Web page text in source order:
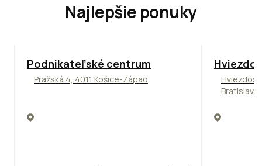
Najlepšie ponuky
ODPORÚČAME
Podnikateľské centrum
Pražská 4, 4011 Košice-Západ